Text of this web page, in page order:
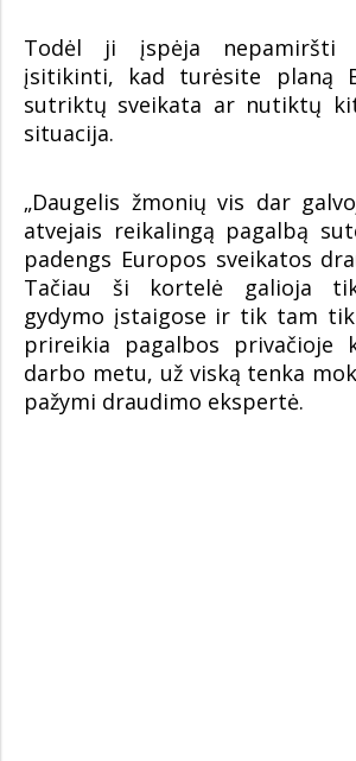
Todėl ji įspėja nepamiršti
įsitikinti, kad turėsite planą
sutriktų sveikata ar nutiktų
situacija.
„Daugelis žmonių vis dar
atvejais reikalingą pagalbą
padengs Europos sveikatos
Tačiau ši kortelė galioja
gydymo įstaigose ir tik tam
prireikia pagalbos privačioje
darbo metu, už viską tenka
pažymi draudimo ekspertė.